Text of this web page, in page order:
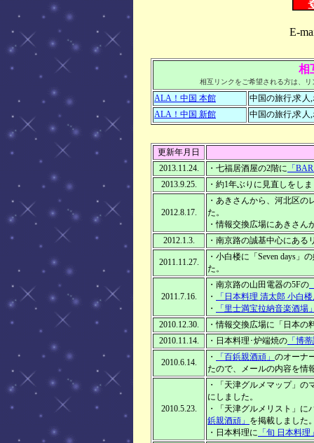
E-
相
相互リンクをご希望される方は、
ALA！中国 本館
中国の旅行,求人
ALA！中国 新館
中国の旅行,求人
更新年月日
2013.11.24.
・七福居酒屋の2階に 「
2013.9.25.
・約1年ぶりに見直しをし
2012.8.17.
・あきさんから、河北区の
た。
・情報交換広場にあきさ
2012.1.3.
・南京路の誠基中心にある
2011.11.27.
・小白楼に「Seven days」
た。
2011.7.16.
・南京路の山田電器の5Fの
・
「日本料理 清太郎 小白
・
「里士満宝拉納音楽酒場
2010.12.30.
・情報交換広場に「日本
2010.11.14.
・日本料理･炉端焼の 「博
2010.6.14.
・ 「百鋲親酒頑」 のオーナ
たので、メールの内容を情
2010.5.23.
・「天津グルメマップ」
にしました。
・「天津グルメリスト」に
鋲親酒頑」 を掲載しました
・日本料理に 「旬 日本料理